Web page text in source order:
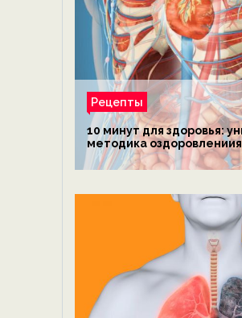
Рецепты
10 минут для здоровья:
методика оздоровлениия